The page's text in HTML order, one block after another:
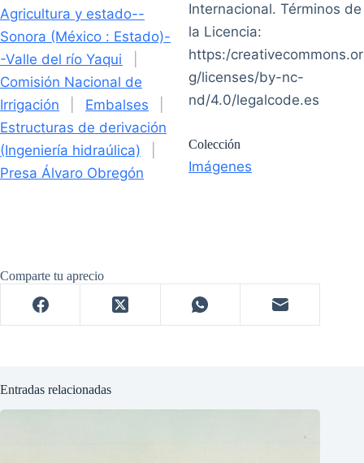
Agricultura y estado--
Sonora (México : Estado)-
-Valle del río Yaqui
Comisión Nacional de
Irrigación
Embalses
Estructuras de derivación
(Ingeniería hidraúlica)
Presa Álvaro Obregón
Internacional. Términos de
la Licencia:
https:/creativecommons.or
g/licenses/by-nc-
nd/4.0/legalcode.es
Colección
Imágenes
Comparte tu aprecio
Entradas relacionadas